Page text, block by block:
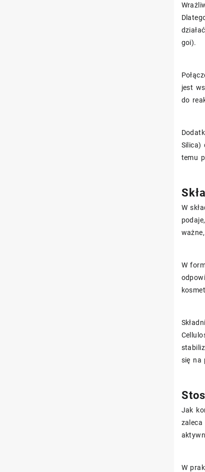
goi).
jest
do
Silica)
temu
W
W
się na
Jak
W